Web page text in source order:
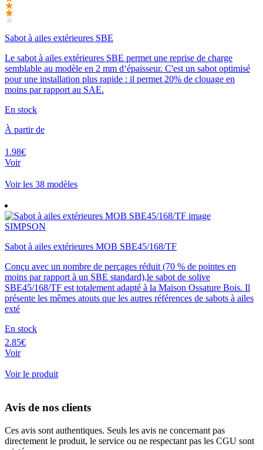
Sabot à ailes extérieures SBE
Le sabot à ailes extérieures SBE permet une reprise de charge
semblable au modèle en 2 mm d‘épaisseur. C'est un sabot optimisé
pour une installation plus rapide : il permet 20% de clouage en
moins par rapport au SAE.
En stock
À partir de
1.98€
Voir
Voir les 38 modèles
SIMPSON
Sabot à ailes extérieures MOB SBE45/168/TF
Conçu avec un nombre de perçages réduit (70 % de pointes en
moins par rapport à un SBE standard),le sabot de solive
SBE45/168/TF est totalement adapté à la Maison Ossature Bois. Il
présente les mêmes atouts que les autres références de sabots à ailes
exté
En stock
2.85€
Voir
Voir le produit
Avis de nos clients
Ces avis sont authentiques. Seuls les avis ne concernant pas
directement le produit, le service ou ne respectant pas les CGU sont